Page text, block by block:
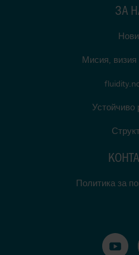
ЗА
Мисия, визия
Устойчиво
Политика за